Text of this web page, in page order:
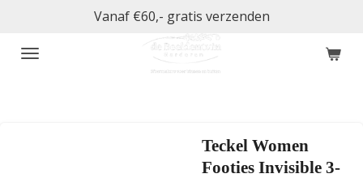
naar
Vanaf €60,- gratis verzenden
Teckel Women
Footies Invisible 3-